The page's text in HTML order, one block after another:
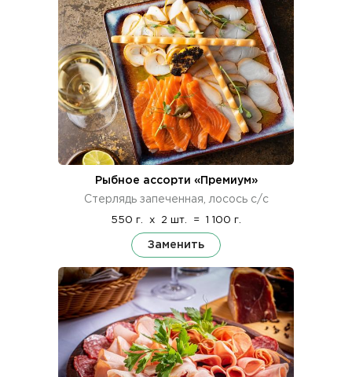
Рыбное ассорти «Премиум»
Стерлядь запеченная, лосось с/с
550 г. x 2 шт. = 1 100 г.
Заменить